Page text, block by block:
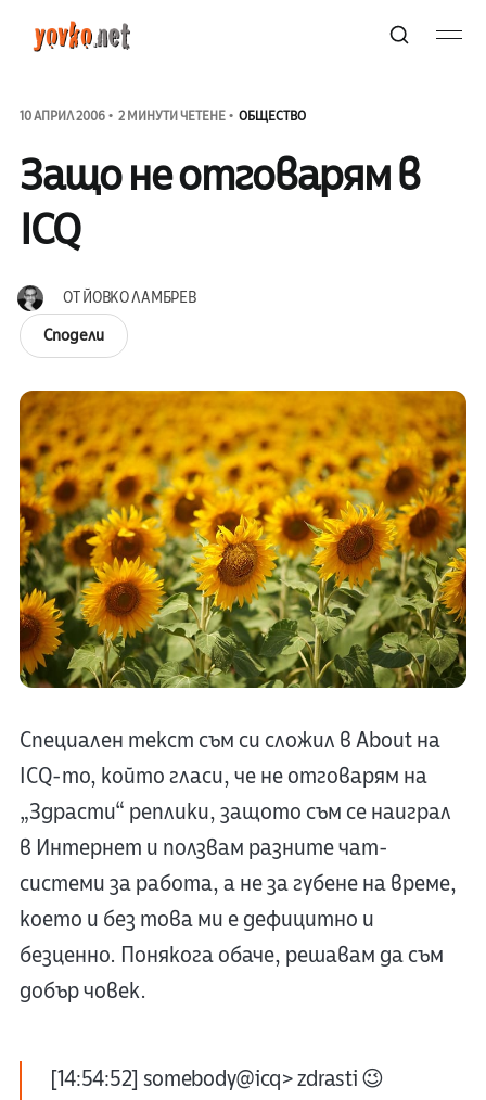
10 АПРИЛ 2006 2 МИНУТИ ЧЕТЕНЕ ОБЩЕСТВО
Защо не отговарям в
ICQ
ОТЙОВКО ЛАМБРЕВ
Сподели
Специален текст съм си сложил в About на
ICQ-то, който гласи, че не отговарям на
„Здрасти“ реплики, защото съм се наиграл
в Интернет и ползвам разните чат-
системи за работа, а не за губене на време,
което и без това ми е дефицитно и
безценно. Понякога обаче, решавам да съм
добър човек.
[14:54:52] somebody@icq> zdrasti 😉